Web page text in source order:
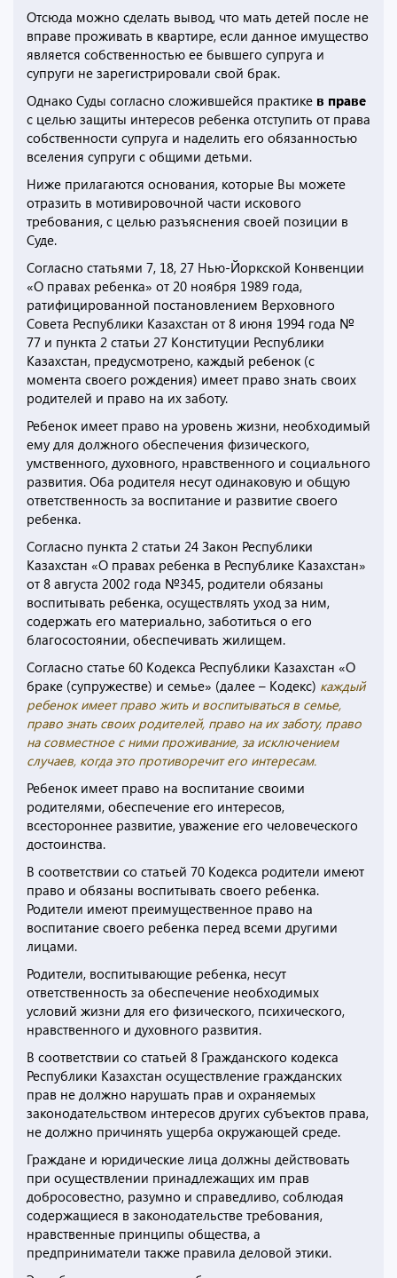
Отсюда можно сделать вывод, что мать детей после не
вправе проживать в квартире, если данное имущество
является собственностью ее бывшего супруга и
супруги не зарегистрировали свой брак.
Однако Суды согласно сложившейся практике в праве
с целью защиты интересов ребенка отступить от права
собственности супруга и наделить его обязанностью
вселения супруги с общими детьми.
Ниже прилагаются основания, которые Вы можете
отразить в мотивировочной части искового
требования, с целью разъяснения своей позиции в
Суде.
Согласно статьями 7, 18, 27 Нью-Йоркской Конвенции
«О правах ребенка» от 20 ноября 1989 года,
ратифицированной постановлением Верховного
Совета Республики Казахстан от 8 июня 1994 года №
77 и пункта 2 статьи 27 Конституции Республики
Казахстан, предусмотрено, каждый ребенок (с
момента своего рождения) имеет право знать своих
родителей и право на их заботу.
Ребенок имеет право на уровень жизни, необходимый
ему для должного обеспечения физического,
умственного, духовного, нравственного и социального
развития. Оба родителя несут одинаковую и общую
ответственность за воспитание и развитие своего
ребенка.
Согласно пункта 2 статьи 24 Закон Республики
Казахстан «О правах ребенка в Республике Казахстан»
от 8 августа 2002 года №345, родители обязаны
воспитывать ребенка, осуществлять уход за ним,
содержать его материально, заботиться о его
благосостоянии, обеспечивать жилищем.
Согласно статье 60 Кодекса Республики Казахстан «О
браке (супружестве) и семье» (далее – Кодекс) каждый
ребенок имеет право жить и воспитываться в семье,
право знать своих родителей, право на их заботу, право
на совместное с ними проживание, за исключением
случаев, когда это противоречит его интересам.
Ребенок имеет право на воспитание своими
родителями, обеспечение его интересов,
всестороннее развитие, уважение его человеческого
достоинства.
В соответствии со статьей 70 Кодекса родители имеют
право и обязаны воспитывать своего ребенка.
Родители имеют преимущественное право на
воспитание своего ребенка перед всеми другими
лицами.
Родители, воспитывающие ребенка, несут
ответственность за обеспечение необходимых
условий жизни для его физического, психического,
нравственного и духовного развития.
В соответствии со статьей 8 Гражданского кодекса
Республики Казахстан осуществление гражданских
прав не должно нарушать прав и охраняемых
законодательством интересов других субъектов права,
не должно причинять ущерба окружающей среде.
Граждане и юридические лица должны действовать
при осуществлении принадлежащих им прав
добросовестно, разумно и справедливо, соблюдая
содержащиеся в законодательстве требования,
нравственные принципы общества, а
предприниматели также правила деловой этики.